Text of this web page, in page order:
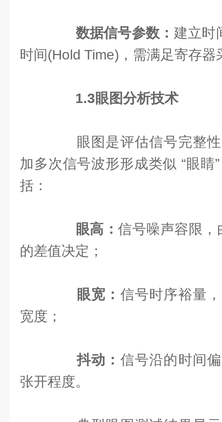
数据信号参数： 建立时
时间(Hold Time)，需满足寄存器
1.3眼图分析技术
眼图是评估信号完整性
加多次信号波形形成类似 “眼睛
括：
眼高：信号噪声容限，
的差值决定；
眼宽： 信号时序裕量
宽度；
抖动： 信号沿的时间
张开程度。